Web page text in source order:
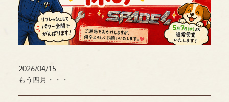
2026/04/15
もう四月・・・